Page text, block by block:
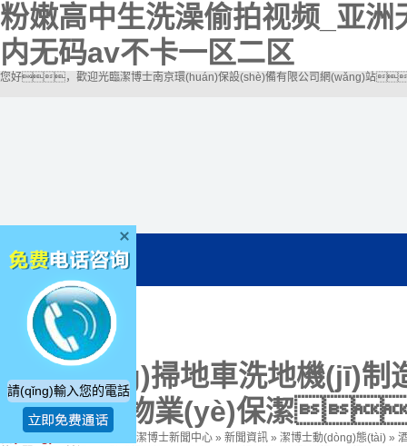
粉嫩高中生洗澡偷拍视频_亚
内无码av不卡一区二区
您好，歡迎光臨潔博士南京環(huán)保設(shè)備有限公司網(wǎng)站
電動(dòng)掃地車洗地機(jī)制
(wèi)、物業(yè)保潔
當(dāng)前位置 潔博士新聞中心 » 新聞資訊 » 潔博士動(dòng)態(tài) »